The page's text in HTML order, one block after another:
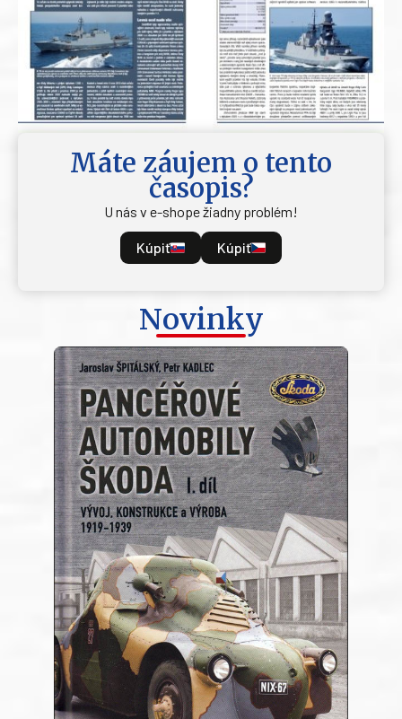
Máte záujem o tento
časopis?
U nás v e-shope žiadny problém!
Kúpiť Kúpiť
Novinky